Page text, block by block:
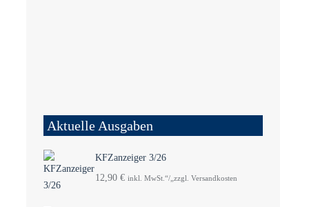
Aktuelle Ausgaben
KFZanzeiger 3/26
12,90 € inkl. MwSt.“/„zzgl. Versandkosten